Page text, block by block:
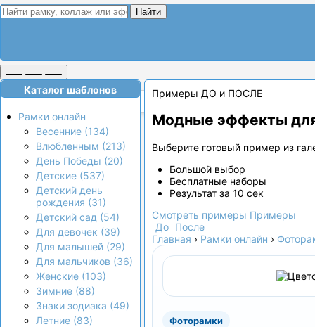
Найти
Каталог шаблонов
Рамки онлайн
Весенние (134)
Влюбленным (213)
День Победы (20)
Детские (537)
Детский день
рождения (31)
Детский сад (54)
Для девочек (39)
Для малышей (29)
Для мальчиков (36)
Женские (103)
Зимние (88)
Знаки зодиака (49)
Летние (83)
Примеры ДО и ПОСЛЕ
Модные эффекты
Выберите готовый пример из
Большой выбор
Бесплатные наборы
Результат за 10 сек
Смотреть примеры Примеры
До После
Главная › Рамки онлайн ›
Фоторамки